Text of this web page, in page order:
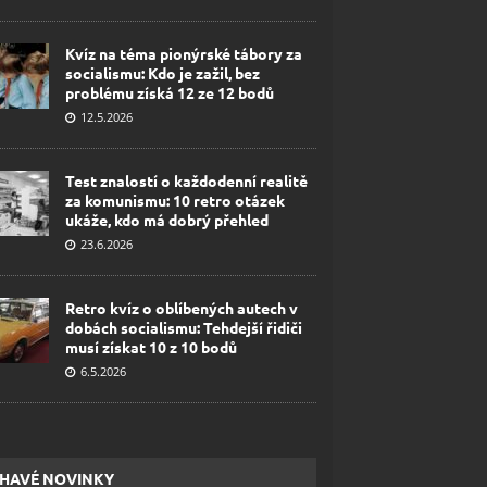
Kvíz na téma pionýrské tábory za
socialismu: Kdo je zažil, bez
problému získá 12 ze 12 bodů
12.5.2026
Test znalostí o každodenní realitě
za komunismu: 10 retro otázek
ukáže, kdo má dobrý přehled
23.6.2026
Retro kvíz o oblíbených autech v
dobách socialismu: Tehdejší řidiči
musí získat 10 z 10 bodů
6.5.2026
NOVINKY